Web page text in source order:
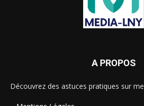
A PROPOS
Découvrez des astuces pratiques sur